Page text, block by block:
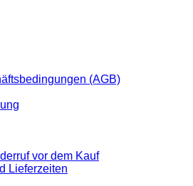
(AGB)
vor dem Kauf
Lieferzeiten